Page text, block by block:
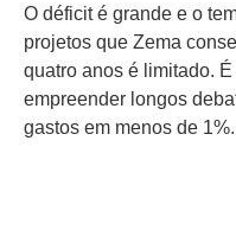
O déficit é grande e o
projetos que Zema
quatro anos é limitado.
empreender longos
gastos em menos de 1%.